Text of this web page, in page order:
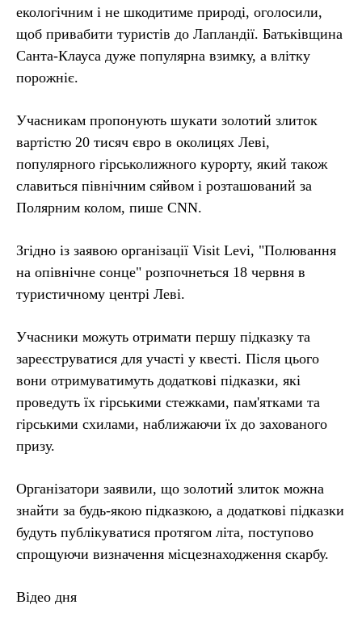
екологічним і не шкодитиме природі, оголосили,
щоб привабити туристів до Лапландії. Батьківщина
Санта-Клауса дуже популярна взимку, а влітку
порожніє.
Учасникам пропонують шукати золотий злиток
вартістю 20 тисяч євро в околицях Леві,
популярного гірськолижного курорту, який також
славиться північним сяйвом і розташований за
Полярним колом, пише CNN.
Згідно із заявою організації Visit Levi, "Полювання
на опівнічне сонце" розпочнеться 18 червня в
туристичному центрі Леві.
Учасники можуть отримати першу підказку та
зареєструватися для участі у квесті. Після цього
вони отримуватимуть додаткові підказки, які
проведуть їх гірськими стежками, пам'ятками та
гірськими схилами, наближаючи їх до захованого
призу.
Організатори заявили, що золотий злиток можна
знайти за будь-якою підказкою, а додаткові підказки
будуть публікуватися протягом літа, поступово
спрощуючи визначення місцезнаходження скарбу.
Відео дня